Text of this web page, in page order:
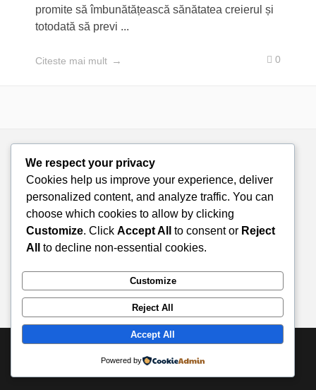
promite să îmbunătățească sănătatea creierul și
totodată să previ ...
Citeste mai mult 0
© 2026 Doza de Farmacie. All rights reserved.
We respect your privacy
Cookies help us improve your experience, deliver
personalized content, and analyze traffic. You can
choose which cookies to allow by clicking
Customize. Click Accept All to consent or Reject
All
to decline non-essential cookies.
Customize
Reject All
Accept All
Powered by